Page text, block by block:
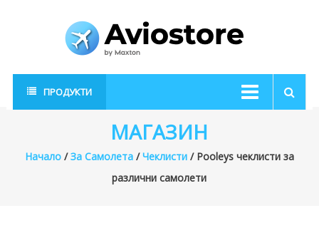
AvioStore
Авиационен
магазин
ПРОДУКТИ
МАГАЗИН
Начало/За Самолета/Чеклисти/ Pooleys чеклисти за
различни самолети